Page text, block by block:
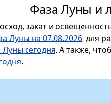
Фаза Луны и
закат и
Луны на 07.08.2026, для
Луны сегодня. А также,
.